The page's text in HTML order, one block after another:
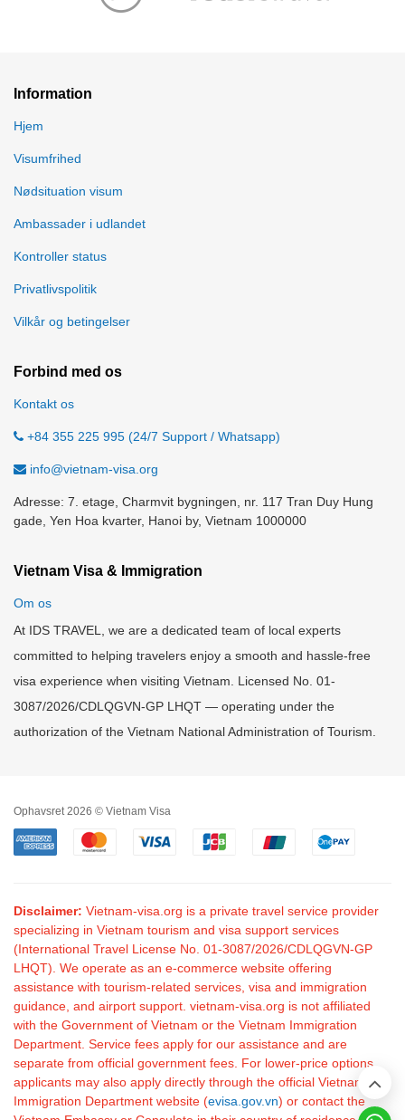
Information
Hjem
Visumfrihed
Nødsituation visum
Ambassader i udlandet
Kontroller status
Privatlivspolitik
Vilkår og betingelser
Forbind med os
Kontakt os
+84 355 225 995 (24/7 Support / Whatsapp)
info@vietnam-visa.org
Adresse: 7. etage, Charmvit bygningen, nr. 117 Tran Duy Hung
gade, Yen Hoa kvarter, Hanoi by, Vietnam 1000000
Vietnam Visa & Immigration
Om os
At IDS TRAVEL, we are a dedicated team of local experts
committed to helping travelers enjoy a smooth and hassle-free
visa experience when visiting Vietnam. Licensed No. 01-
3087/2026/CDLQGVN-GP LHQT — operating under the
authorization of the Vietnam National Administration of Tourism.
Ophavsret 2026 © Vietnam Visa
Disclaimer: Vietnam-visa.org is a private travel service provider
specializing in Vietnam tourism and visa support services
(International Travel License No. 01-3087/2026/CDLQGVN-GP
LHQT). We operate as an e-commerce website offering
assistance with tourism-related services, visa and immigration
guidance, and airport support. vietnam-visa.org is not affiliated
with the Government of Vietnam or the Vietnam Immigration
Department. Service fees apply for our assistance and are
separate from official government fees. For lower-price options,
applicants may also apply directly through the official Vietnam
Immigration Department website (evisa.gov.vn) or contact the